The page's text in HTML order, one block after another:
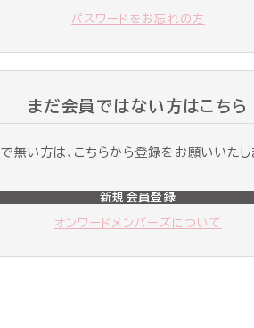
パスワードをお忘れの方
まだ会員ではない方はこちら
無い方は、こちらから登録をお願いいたし
新規会員登録
オンワードメンバーズについて